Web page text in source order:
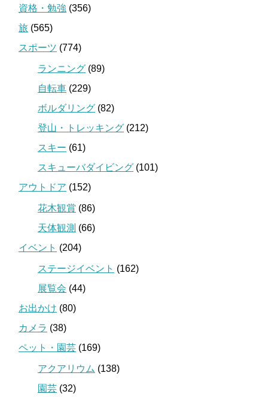
資格・勉強 (356)
旅 (565)
スポーツ (774)
ランニング (89)
自転車 (229)
ボルダリング (82)
登山・トレッキング (212)
スキー (61)
スキューバダイビング (101)
アウトドア (152)
花木観賞 (86)
天体観測 (66)
イベント (204)
ステージイベント (162)
展覧会 (44)
お出かけ (80)
カメラ (38)
ペット・園芸 (169)
アクアリウム (138)
園芸 (32)